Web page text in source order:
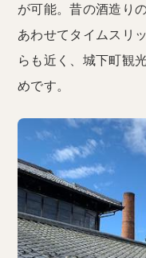
が可能。昔の酒造り
あわせてタイムスリ
らも近く、城下町観
めです。